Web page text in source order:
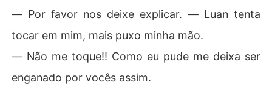
― Por favor nos deixe explicar. ― Luan tenta
tocar em mim, mais puxo minha mão.
― Não me toque!! Como eu pude me deixa ser
enganado por vocês assim.